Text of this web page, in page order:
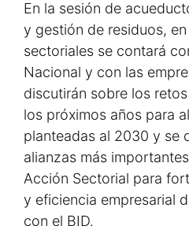
En la sesión de
y gestión de residuos,
sectoriales se contará
Nacional y con las
discutirán sobre los
los próximos años para
planteadas al 2030 y se
alianzas más
Acción Sectorial para
y eficiencia empresarial
con el BID.